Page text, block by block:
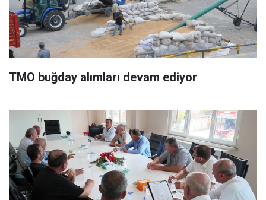
TMO buğday alımları devam ediyor